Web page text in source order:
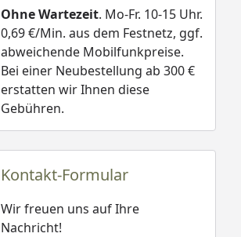
Ohne Wartezeit. Mo-Fr. 10-15 Uhr.
0,69 €/Min. aus dem Festnetz, ggf.
abweichende Mobilfunkpreise.
Bei einer Neubestellung ab 300 €
erstatten wir Ihnen diese
Gebühren.
Kontakt-Formular
Wir freuen uns auf Ihre
Nachricht!